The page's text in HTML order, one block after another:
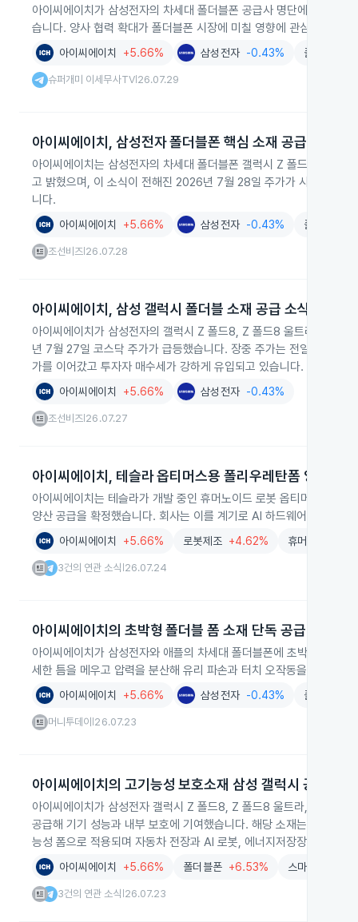
아이씨에이치가 삼성전자의 차세대 폴더블폰 공급사 명단에 언급되
습니다. 양사 협력 확대가 폴더블폰 시장에 미칠 영향에 관심이 집중
아이씨에이치 +5.66% 삼성전자 -0.43% 폴더블폰
슈퍼개미 이세무사TV| 26.07.29
아이씨에이치, 삼성전자 폴더블폰 핵심 소재 공급 및 주가
아이씨에이치는 삼성전자의 차세대 폴더블폰 갤럭시 Z 폴드8, Z 폴
고 밝혔으며, 이 소식이 전해진 2026년 7월 28일 주가가 사흘 연속
니다.
아이씨에이치 +5.66% 삼성전자 -0.43% 폴더블폰
조선비즈 26.07.28
아이씨에이치, 삼성 갤럭시 폴더블 소재 공급 소식
아이씨에이치가 삼성전자의 갤럭시 Z 폴드8, Z 폴드8 울트라, Z 플
년 7월 27일 코스닥 주가가 급등했습니다. 장중 주가는 전일 대비
가를 이어갔고 투자자 매수세가 강하게 유입되고 있습니다.
아이씨에이치 +5.66% 삼성전자 -0.43%
조선비즈 26.07.27
아이씨에이치, 테슬라 옵티머스용 폴리우레탄폼 양산 공
아이씨에이치는 테슬라가 개발 중인 휴머노이드 로봇 옵티머스에 적
양산 공급을 확정했습니다. 회사는 이를 계기로 AI 하드웨어용 고기능
아이씨에이치 +5.66% 로봇제조 +4.62% 휴머노이드로봇
3건의 연관 소식 26.07.24
아이씨에이치의 초박형 폴더블 폼 소재 단독 공급
아이씨에이치가 삼성전자와 애플의 차세대 폴더블폰에 초박형 강화
세한 틈을 메우고 압력을 분산해 유리 파손과 터치 오작동을 막고, 전
아이씨에이치 +5.66% 삼성전자 -0.43% 폴더블폰
머니투데이 26.07.23
아이씨에이치의 고기능성 보호소재 삼성 갤럭시 공급
아이씨에이치가 삼성전자 갤럭시 Z 폴드8, Z 폴드8 울트라, Z 플립8
공급해 기기 성능과 내부 보호에 기여했습니다. 해당 소재는 최대 4
능성 폼으로 적용되며 자동차 전장과 AI 로봇, 에너지저장장치로 확대
아이씨에이치 +5.66% 폴더블폰 +6.53% 스마트폰
3건의 연관 소식 26.07.23